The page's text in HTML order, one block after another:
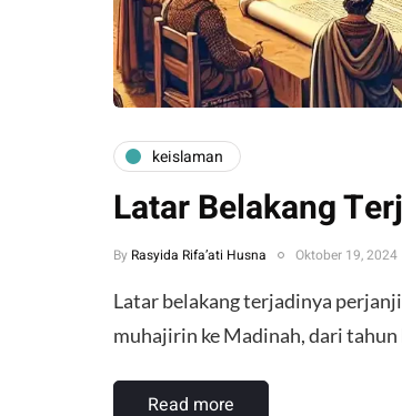
keislaman
Latar Belakang
By Rasyida Rifa’ati Husna Oktober 19, 2024
Latar belakang terjadinya
muhajirin ke Madinah, dari tahun
Read more